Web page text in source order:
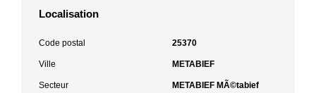
Localisation
Code postal 25370
Ville METABIEF
Secteur
METABIEF MÃ©tabief